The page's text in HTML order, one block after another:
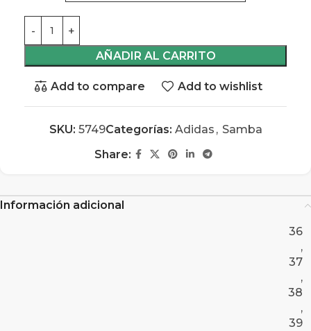
AÑADIR AL CARRITO
Add to compare Add to wishlist
SKU: 5749Categorías: Adidas , Samba
Share:
Información adicional
36
,
37
,
38
,
39